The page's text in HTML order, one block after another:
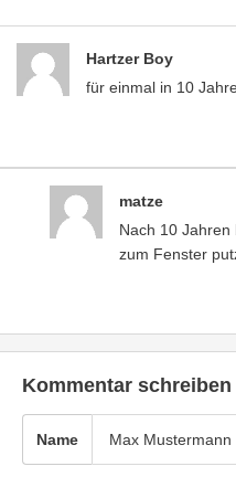
Hartzer Boy
für einmal in 10
matze
Nach 10
zum Fenster
Kommentar schreiben
Name